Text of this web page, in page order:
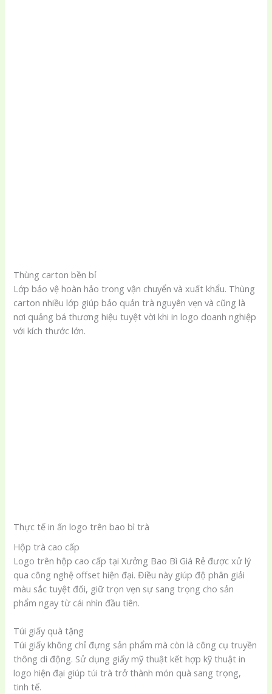
Thùng carton bền bỉ
Lớp bảo vệ hoàn hảo trong vận chuyển và xuất khẩu. Thùng
carton nhiều lớp giúp bảo quản trà nguyên vẹn và cũng là
nơi quảng bá thương hiệu tuyệt vời khi in logo doanh nghiệp
với kích thước lớn.
Thực tế in ấn logo trên bao bì trà
Hộp trà cao cấp
Logo trên hộp cao cấp tại Xưởng Bao Bì Giá Rẻ được xử lý
qua công nghệ offset hiện đại. Điều này giúp độ phân giải
màu sắc tuyệt đối, giữ trọn vẹn sự sang trọng cho sản
phẩm ngay từ cái nhìn đầu tiên.
Túi giấy quà tặng
Túi giấy không chỉ đựng sản phẩm mà còn là công cụ truyền
thông di động. Sử dụng giấy mỹ thuật kết hợp kỹ thuật in
logo hiện đại giúp túi trà trở thành món quà sang trọng,
tinh tế.